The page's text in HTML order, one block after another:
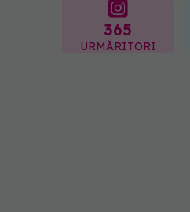
365
URMĂRITORI